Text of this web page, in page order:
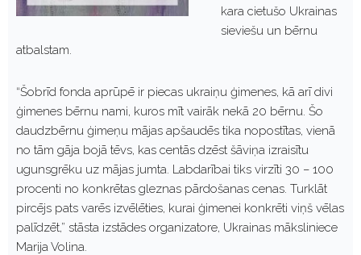
kara cietušo Ukrainas
sieviešu un bērnu
atbalstam.
“Šobrīd fonda aprūpē ir piecas ukraiņu ģimenes, kā arī divi
ģimenes bērnu nami, kuros mīt vairāk nekā 20 bērnu. Šo
daudzbērnu ģimeņu mājas apšaudēs tika nopostītas, vienā
no tām gāja bojā tēvs, kas centās dzēst šāviņa izraisītu
ugunsgrēku uz mājas jumta. Labdarībai tiks virzīti 30 – 100
procenti no konkrētas gleznas pārdošanas cenas. Turklāt
pircējs pats varēs izvēlēties, kurai ģimenei konkrēti viņš vēlas
palīdzēt,” stāsta izstādes organizatore, Ukrainas māksliniece
Marija Volina.